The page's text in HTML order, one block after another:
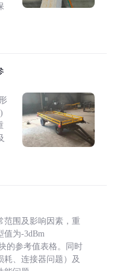
范围及影响因素，重
值为-3dBm
的参考值表格。同时
、连接器问题）及